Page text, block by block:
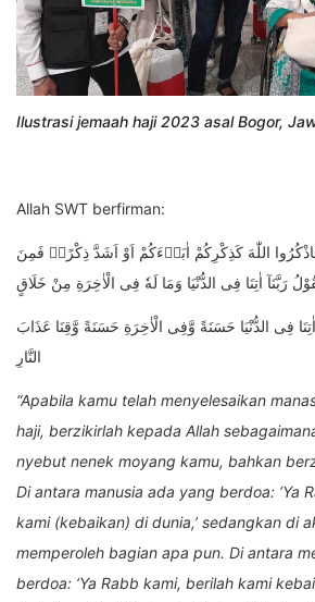
Ilustrasi jemaah haji 2023 asal Bogor,
Allah SWT berfirman:
اللّٰهَ كَذِكْرِكُمْ اٰبَاۤءَكُمْ اَوْ اَشَدَّ ذِكْرًاۗ فَمِنَ
رَبَّنَآ اٰتِنَا فِى الدُّنْيَا وَمَا لَهٗ فِى الْاٰخِرَةِ مِنْ خَلَاقٍ
فِى الدُّنْيَا حَسَنَةً وَّفِى الْاٰخِرَةِ حَسَنَةً وَّقِنَا عَذَابَ
النَّارِ
“Apabila kamu telah menyelesaikan
haji, berzikirlah kepada Allah
nyebut nenek moyang kamu, bahkan
Di antara manusia ada yang berdoa: ‘Ya
kami (kebaikan) di dunia,’ sedangkan di
memperoleh bagian apa pun. Di antara
berdoa: ‘Ya Rabb kami, berilah kami